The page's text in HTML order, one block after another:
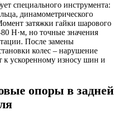
специального инструмента:
динамометрического
затяжки гайки шарового
Н·м, но точные значения
После замены
колес – нарушение
к ускоренному износу шин и
опоры в задней